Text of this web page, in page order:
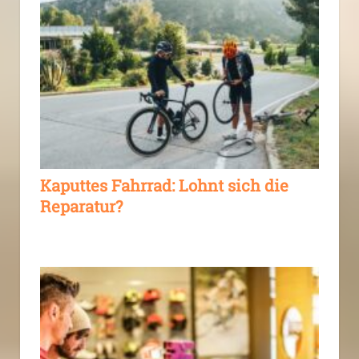
Kaputtes Fahrrad: Lohnt sich die
Reparatur?